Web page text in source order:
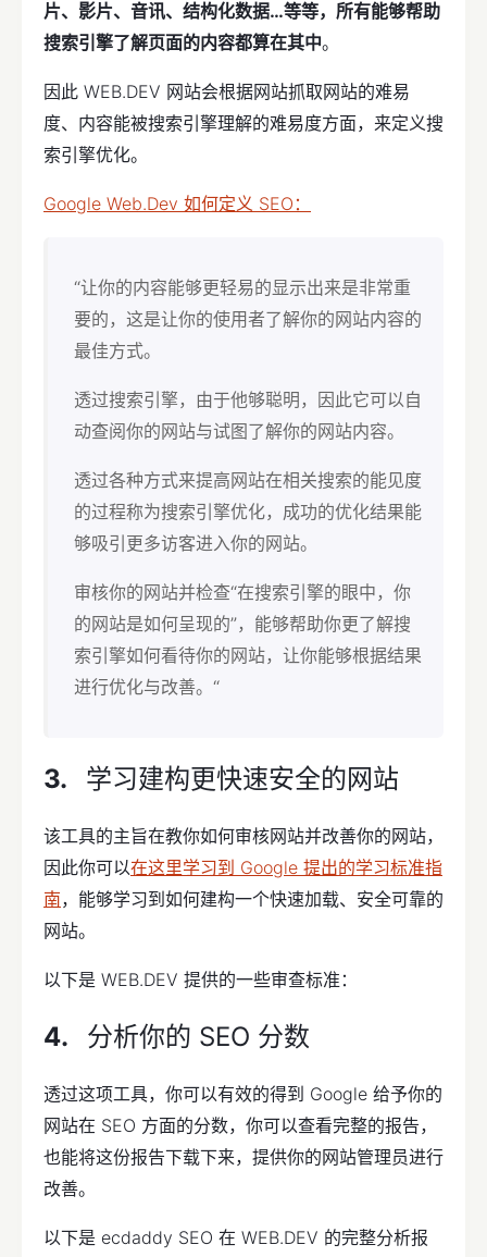
片、影片、音讯、结构化数据…等等，所有能够帮助
搜索引擎了解页面的内容都算在其中。
因此 WEB.DEV 网站会根据网站抓取网站的难易
度、内容能被搜索引擎理解的难易度方面，来定义搜
索引擎优化。
Google Web.Dev 如何定义 SEO：
“让你的内容能够更轻易的显示出来是非常重
要的，这是让你的使用者了解你的网站内容的
最佳方式。
透过搜索引擎，由于他够聪明，因此它可以自
动查阅你的网站与试图了解你的网站内容。
透过各种方式来提高网站在相关搜索的能见度
的过程称为搜索引擎优化，成功的优化结果能
够吸引更多访客进入你的网站。
审核你的网站并检查“在搜索引擎的眼中，你
的网站是如何呈现的”，能够帮助你更了解搜
索引擎如何看待你的网站，让你能够根据结果
进行优化与改善。“
学习建构更快速安全的网站
该工具的主旨在教你如何审核网站并改善你的网站，
因此你可以在这里学习到 Google 提出的学习标准指
南，能够学习到如何建构一个快速加载、安全可靠的
网站。
以下是 WEB.DEV 提供的一些审查标准：
分析你的 SEO 分数
透过这项工具，你可以有效的得到 Google 给予你的
网站在 SEO 方面的分数，你可以查看完整的报告，
也能将这份报告下载下来，提供你的网站管理员进行
改善。
以下是 ecdaddy SEO 在 WEB.DEV 的完整分析报